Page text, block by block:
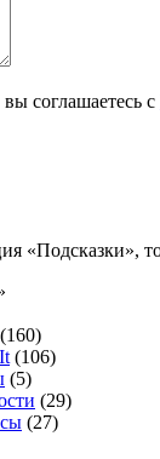
соглашаетесь с
«Подсказки»,
(160)
(106)
(5)
(29)
(27)